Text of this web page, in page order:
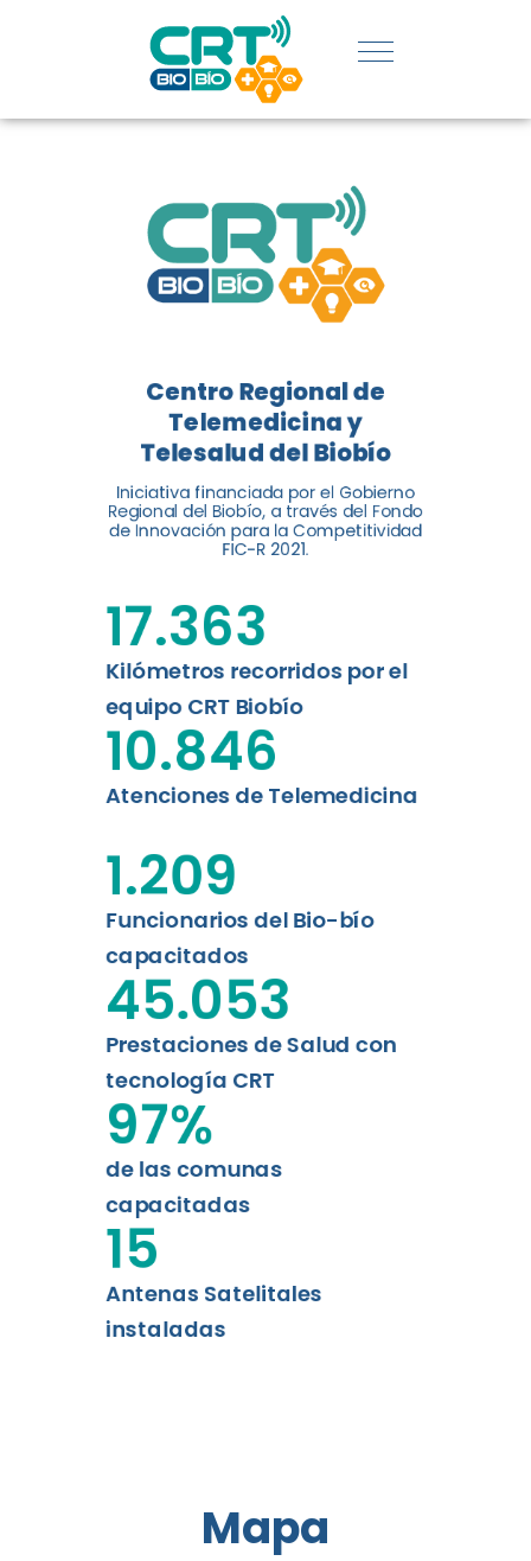
REGIÓN:
CONOCE
LOGROS
DE CRT
BIOBÍO
El Centro Regional de
Telemedicina y Telesalud del
Biobío presenta el balance de
tres años acercando la salud
digital a los habitantes...
Leer más
Centro Regional de
Telemedicina y
Telesalud del Biobío
Iniciativa financiada por el Gobierno
Regional del Biobío, a través del Fondo
de Innovación para la Competitividad
FIC-R 2021.
Kilómetros recorridos por el
equipo CRT Biobío
17.363
Atenciones de Telemedicina
10.846
Funcionarios del Bio-bío
capacitados
1.209
Prestaciones de Salud con
tecnología CRT
45.053
de las comunas
capacitadas
97%
Antenas Satelitales
instaladas
15
Mapa